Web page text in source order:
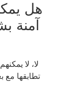
هل
آمنة
لا، لا
تطابقها مع